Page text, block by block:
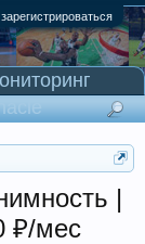
|
₽/мес